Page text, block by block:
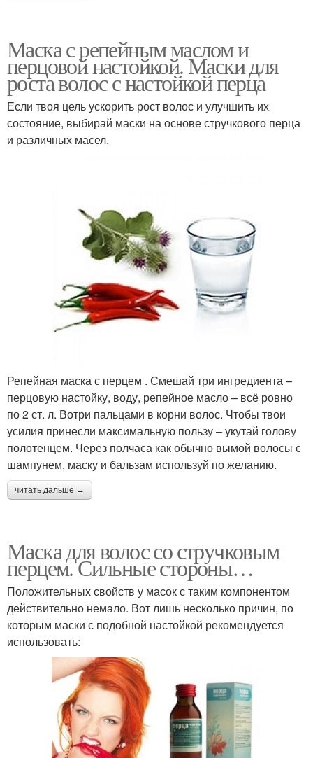
Маска с репейным маслом и
перцовой настойкой. Маски для
роста волос с настойкой перца
Если твоя цель ускорить рост волос и улучшить их
состояние, выбирай маски на основе стручкового перца
и различных масел.
Репейная маска с перцем . Смешай три ингредиента –
перцовую настойку, воду, репейное масло – всё ровно
по 2 ст. л. Вотри пальцами в корни волос. Чтобы твои
усилия принесли максимальную пользу – укутай голову
полотенцем. Через полчаса как обычно вымой волосы с
шампунем, маску и бальзам используй по желанию.
читать дальше →
Маска для волос со стручковым
перцем. Сильные стороны…
Положительных свойств у масок с таким компонентом
действительно немало. Вот лишь несколько причин, по
которым маски с подобной настойкой рекомендуется
использовать: